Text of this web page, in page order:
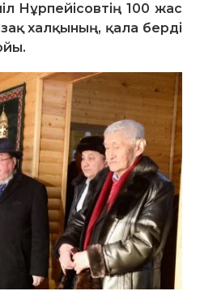
Нұрпейісовтің 100 жас
халқының, қала берді